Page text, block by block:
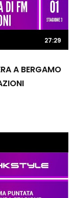
27:29
A BERGAMO